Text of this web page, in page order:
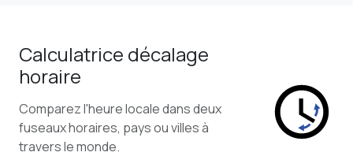
Calculatrice décalage
horaire
Comparez l'heure locale dans deux
fuseaux horaires, pays ou villes à
travers le monde.